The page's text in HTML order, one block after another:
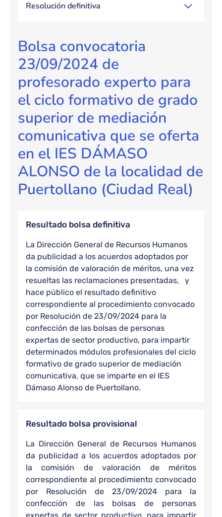
Resolución definitiva
Bolsa convocatoria
23/09/2024 de
profesorado experto para
el ciclo formativo de grado
superior de mediación
comunicativa que se oferta
en el IES DÁMASO
ALONSO de la localidad de
Puertollano (Ciudad Real)
Resultado bolsa definitiva
La Dirección General de Recursos Humanos
da publicidad a los acuerdos adoptados por
la comisión de valoración de méritos, una vez
resueltas las reclamaciones presentadas, y
hace público el resultado definitivo
correspondiente al procedimiento convocado
por Resolución de 23/09/2024 para la
confección de las bolsas de personas
expertas de sector productivo, para impartir
determinados módulos profesionales del ciclo
formativo de grado superior de mediación
comunicativa, que se imparte en el IES
Dámaso Alonso de Puertollano.
Resultado bolsa provisional
La Dirección General de Recursos Humanos
da publicidad a los acuerdos adoptados por
la comisión de valoración de méritos
correspondiente al procedimiento convocado
por Resolución de 23/09/2024 para la
confección de las bolsas de personas